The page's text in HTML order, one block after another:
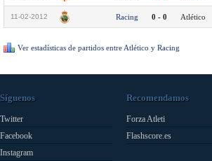
11-02-2012 Racing 0 - 0 Atlético
Ver estadísticas de partidos entre Atlético y Racing
Síguenos
Twitter
Facebook
Instagram
Recomendamos
Forza Atleti
Flashscore.es